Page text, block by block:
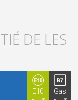
DE LES
E10 Gas